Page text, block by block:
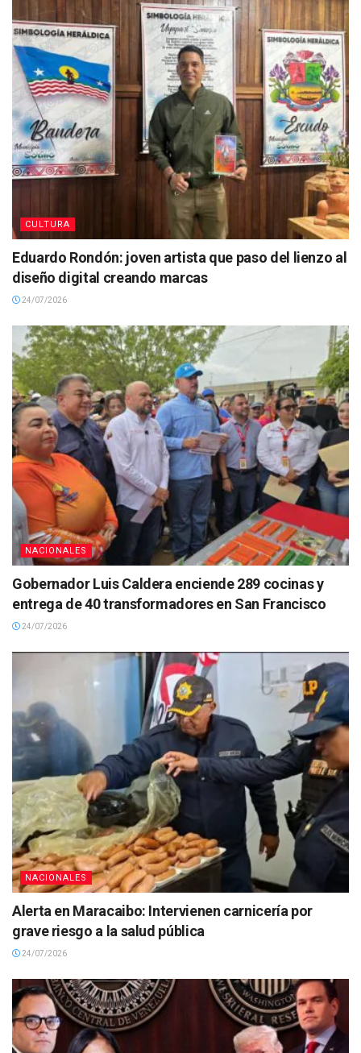
CULTURA
Eduardo Rondón: joven artista que paso del lienzo al
diseño digital creando marcas
24/07/2026
NACIONALES
Gobernador Luis Caldera enciende 289 cocinas y
entrega de 40 transformadores en San Francisco
24/07/2026
NACIONALES
Alerta en Maracaibo: Intervienen carnicería por
grave riesgo a la salud pública
24/07/2026